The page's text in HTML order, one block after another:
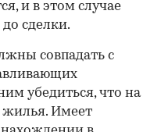
и в этом случае
сделки.
совпадать с
убедиться, что на
жилья. Имеет